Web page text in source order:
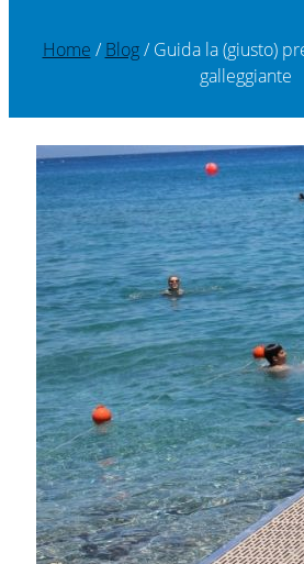
Home /Blog/ Guida la (giusto)
galleggiante